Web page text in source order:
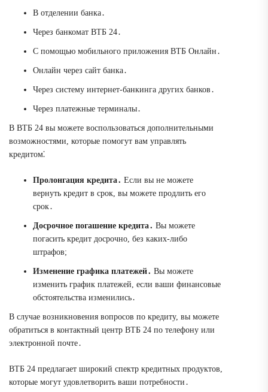
В отделении банка․
Через банкомат ВТБ 24․
С помощью мобильного приложения ВТБ Онлайн․
Онлайн через сайт банка․
Через систему интернет-банкинга других банков․
Через платежные терминалы․
В ВТБ 24 вы можете воспользоваться дополнительными
возможностями, которые помогут вам управлять
кредитом⁚
Пролонгация кредита․ Если вы не можете
вернуть кредит в срок, вы можете продлить его
срок․
Досрочное погашение кредита․ Вы можете
погасить кредит досрочно, без каких-либо
штрафов;
Изменение графика платежей․ Вы можете
изменить график платежей, если ваши финансовые
обстоятельства изменились․
В случае возникновения вопросов по кредиту, вы можете
обратиться в контактный центр ВТБ 24 по телефону или
электронной почте․
ВТБ 24 предлагает широкий спектр кредитных продуктов,
которые могут удовлетворить ваши потребности․